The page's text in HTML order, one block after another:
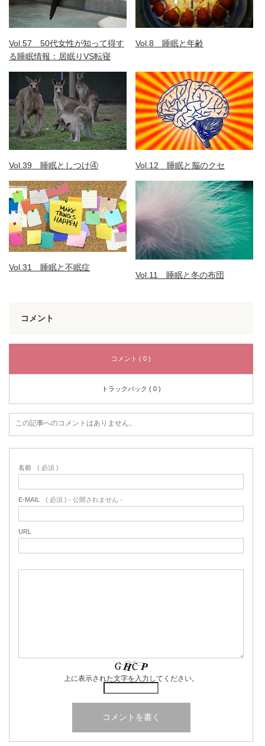
Vol.57 50代女性が知って得す
る睡眠情報：居眠りVS転寝
Vol.8 睡眠と年齢
Vol.39 睡眠としつけ④ Vol.12 睡眠と脳のクセ
Vol.31 睡眠と不眠症
Vol.11 睡眠と冬の布団
コメント
コメント ( 0 )
トラックバック ( 0 )
この記事へのコメントはありません。
名前 ( 必須 )
E-MAIL ( 必須 ) - 公開されません -
URL
上に表示された文字を入力してください。